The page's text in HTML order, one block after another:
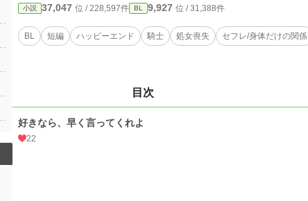
小説 37,047 位 / 228,597件 BL 9,927 位 / 31,388件
BL 短編 ハッピーエンド 騎士 処女喪失 セフレ/身体だけの関係
目次
好きなら、早く言ってくれよ
22